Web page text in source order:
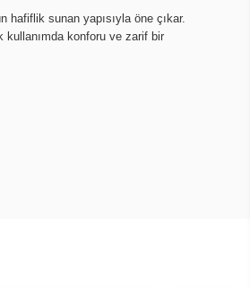
hafiflik sunan yapısıyla öne çıkar.
konforu ve zarif bir